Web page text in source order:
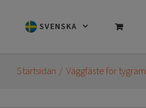
SVENSKA
Startsidan Väggfäste för tygram